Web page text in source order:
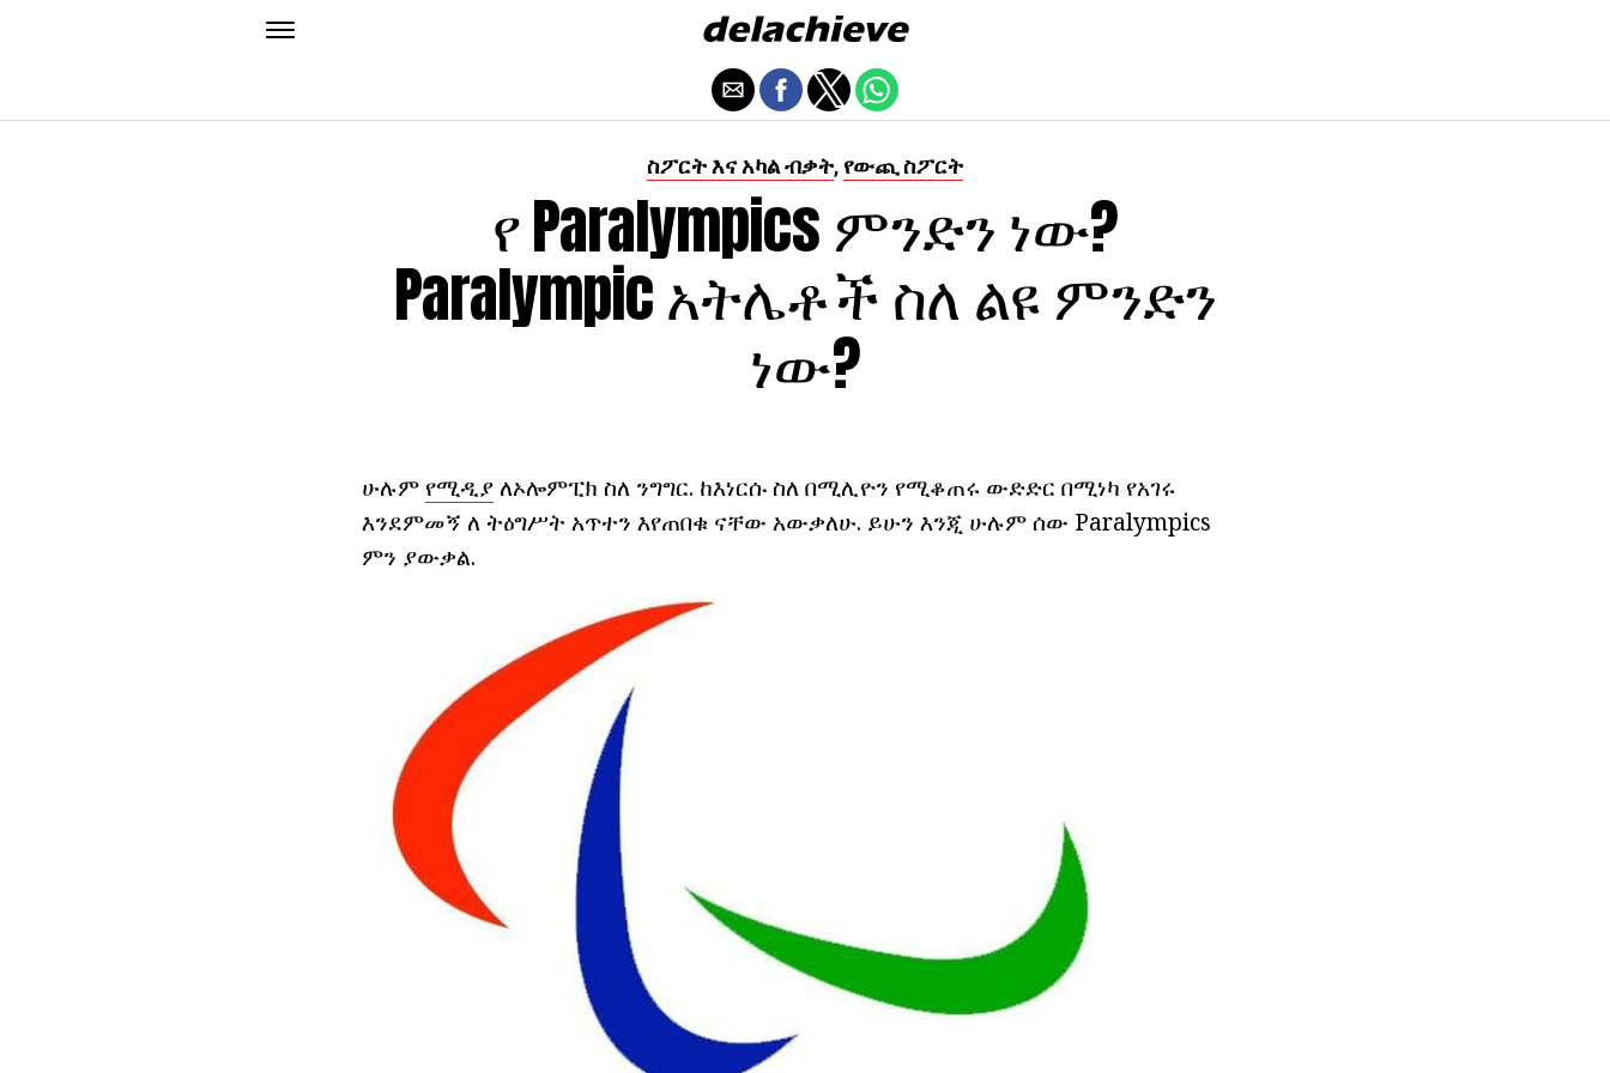
ስፖርት እና አካል ብቃት, የውጪ ስፖርት
የ Paralympics ምንድን ነው?
Paralympic አትሌቶች ስለ ልዩ ምንድን
ነው?
ሁሉም የሚዲያ ለኦሎምፒክ ስለ ንግግር. ከእነርሱ ስለ በሚሊዮን የሚቆጠሩ ውድድር በሚነካ የአገሩ
እንደምመኝ ለ ትዕግሥት አጥተን እየጠበቁ ናቸው አውቃለሁ. ይሁን እንጂ ሁሉም ሰው Paralympics
ምን ያውቃል.